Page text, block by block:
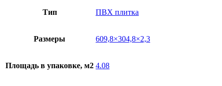
Тип ПВХ плитка
Размеры 609,8×304,8×2,3
Площадь в упаковке, м2 4.08